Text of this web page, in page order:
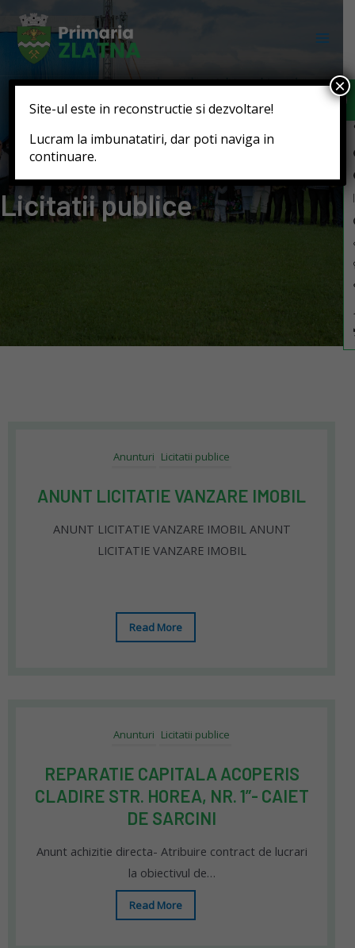
Licitatii publice
Anunturi Licitatii publice
ANUNT LICITATIE VANZARE IMOBIL
ANUNT LICITATIE VANZARE IMOBIL ANUNT
LICITATIE VANZARE IMOBIL
Read More
Anunturi Licitatii publice
REPARATIE CAPITALA ACOPERIS
CLADIRE STR. HOREA, NR. 1”- CAIET
DE SARCINI
Anunt achizitie directa- Atribuire contract de lucrari
la obiectivul de…
Read More
Site-ul este in reconstructie si dezvoltare!
Lucram la imbunatatiri, dar poti naviga in
continuare.
×